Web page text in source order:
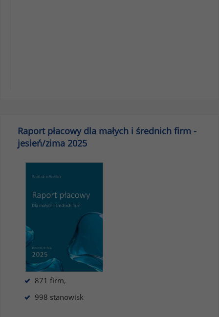
Raport płacowy dla małych i średnich firm -
jesień/zima 2025
871 firm,
998 stanowisk